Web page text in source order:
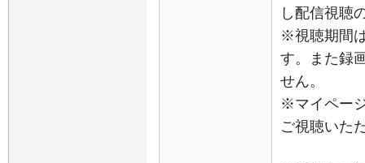
し配信視聴
※視聴期間
す。また録
せん。
※マイペー
ご視聴いた